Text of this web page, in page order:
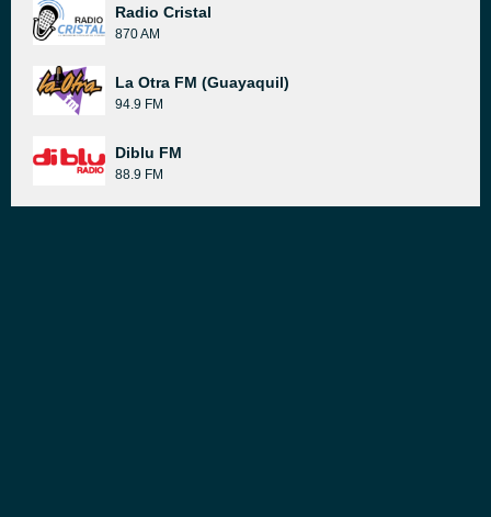
Radio Cristal
870 AM
La Otra FM (Guayaquil)
94.9 FM
Diblu FM
88.9 FM